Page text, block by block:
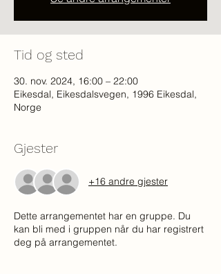
Tid og sted
30. nov. 2024, 16:00 – 22:00
Eikesdal, Eikesdalsvegen, 1996 Eikesdal,
Norge
Gjester
+16 andre gjester
Dette arrangementet har en gruppe. Du
kan bli med i gruppen når du har registrert
deg på arrangementet.